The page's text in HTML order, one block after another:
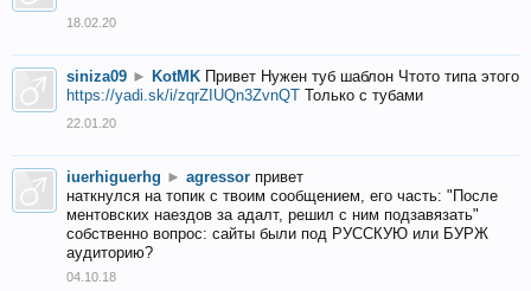
18.02.20
siniza09 ► KotMK Привет Нужен туб шаблон Чтото типа этого
https://yadi.sk/i/zqrZIUQn3ZvnQT Только с тубами
22.01.20
iuerhiguerhg ► agressor привет
наткнулся на топик с твоим сообщением, его часть: "После
ментовских наездов за адалт, решил с ним подзавязать"
собственно вопрос: сайты были под РУССКУЮ или БУРЖ
аудиторию?
04.10.18